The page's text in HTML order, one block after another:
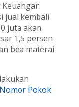
jual kembali
juta akan
1,5 persen
bea materai
Nomor Pokok